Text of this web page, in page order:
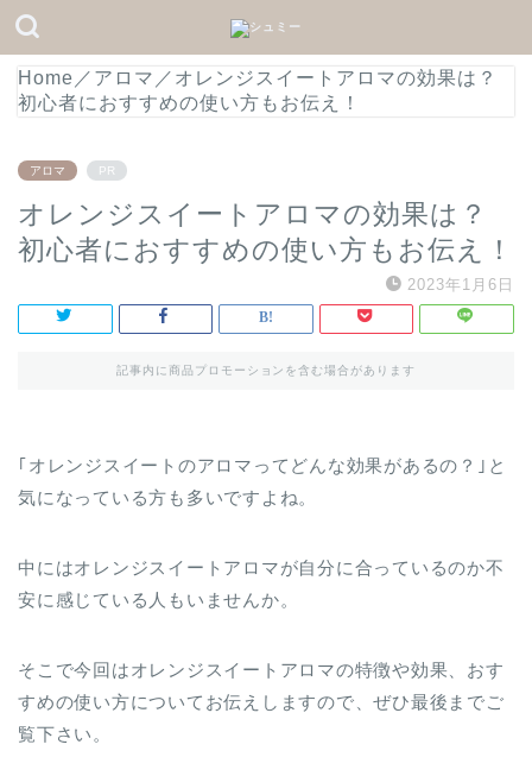
Home ／ アロマ ／ オレンジスイートアロマの効果は？
初心者におすすめの使い方もお伝え！
アロマ PR
オレンジスイートアロマの効果は？
初心者におすすめの使い方もお伝え！
2023年1月6日
記事内に商品プロモーションを含む場合があります
｢オレンジスイートのアロマってどんな効果があるの？｣と
気になっている方も多いですよね。
中にはオレンジスイートアロマが自分に合っているのか不
安に感じている人もいませんか。
そこで今回はオレンジスイートアロマの特徴や効果、おす
すめの使い方についてお伝えしますので、ぜひ最後までご
覧下さい。